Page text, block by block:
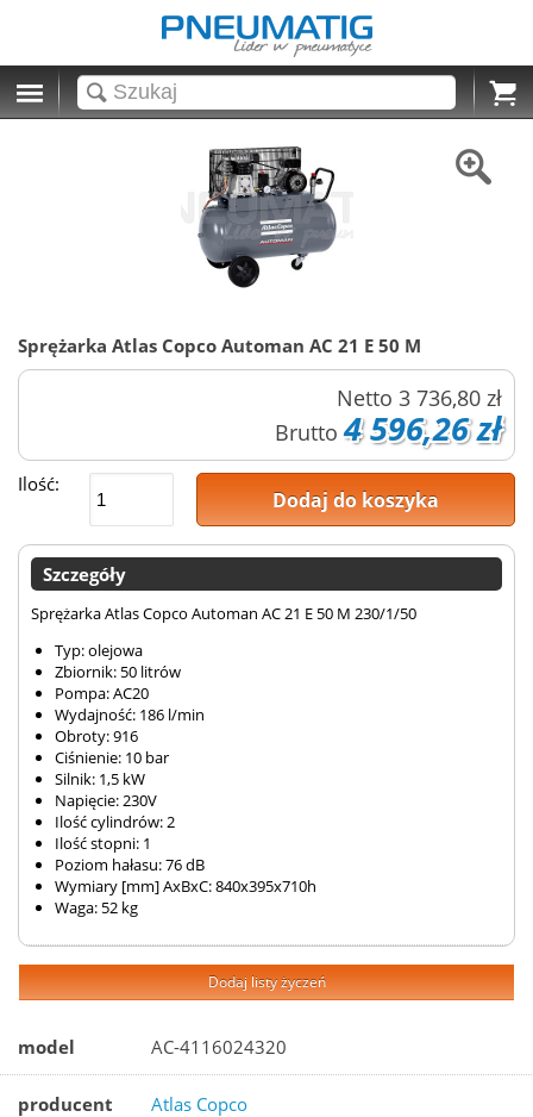
Cart
Sprężarka Atlas Copco Automan AC 21 E 50 M
Netto 3 736,80 zł
Brutto 4 596,26 zł
Ilość:
Dodaj do koszyka
Szczegóły
Sprężarka Atlas Copco Automan AC 21 E 50 M 230/1/50
Typ: olejowa
Zbiornik: 50 litrów
Pompa: AC20
Wydajność: 186 l/min
Obroty: 916
Ciśnienie: 10 bar
Silnik: 1,5 kW
Napięcie: 230V
Ilość cylindrów: 2
Ilość stopni: 1
Poziom hałasu: 76 dB
Wymiary [mm] AxBxC: 840x395x710h
Waga: 52 kg
Dodaj listy życzeń
model AC-4116024320
producent Atlas Copco